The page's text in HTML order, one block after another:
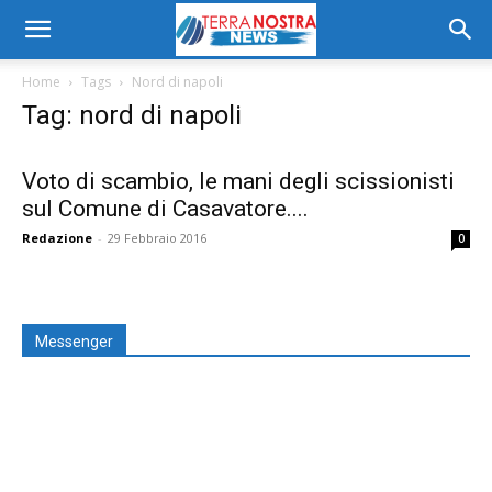
Home Tags Nord di napoli
Tag: nord di napoli
Voto di scambio, le mani degli scissionisti
sul Comune di Casavatore....
Redazione - 29 Febbraio 2016 0
Messenger